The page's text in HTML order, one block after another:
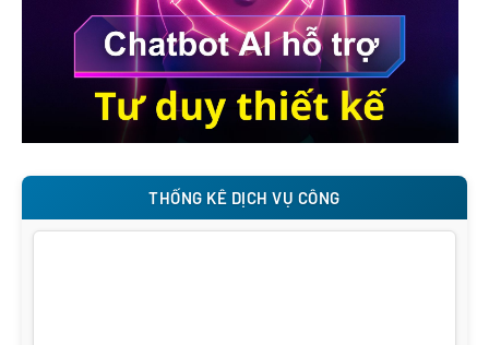
THỐNG KÊ DỊCH VỤ CÔNG